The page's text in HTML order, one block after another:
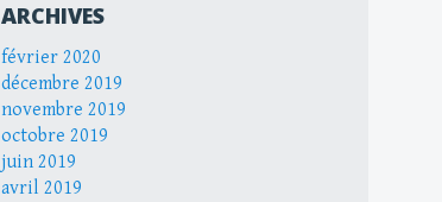
ARCHIVES
février 2020
décembre 2019
novembre 2019
octobre 2019
juin 2019
avril 2019